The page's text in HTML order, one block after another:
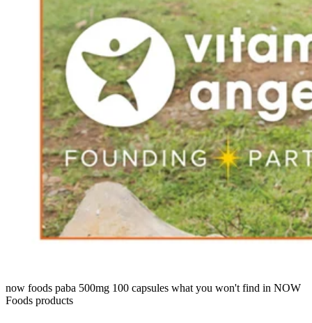
now foods paba 500mg 100 capsules what you won't find in NOW
Foods products